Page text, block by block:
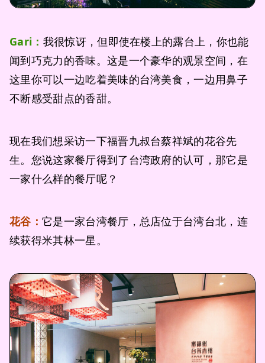
Gari： 我很惊讶，但即使在楼上的露台上，你也能
闻到巧克力的香味。这是一个豪华的观景空间，在
这里你可以一边吃着美味的台湾美食，一边用鼻子
不断感受甜点的香甜。
现在我们想采访一下福晋九叔台蔡祥斌的花谷先
生。您说这家餐厅得到了台湾政府的认可，那它是
一家什么样的餐厅呢？
花谷： 它是一家台湾餐厅，总店位于台湾台北，连
续获得米其林一星。